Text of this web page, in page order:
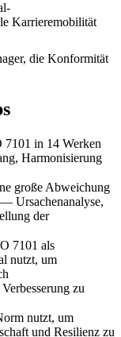
Karrieremobilität
die Konformität
7101 in 14 Werken
Harmonisierung
große Abweichung
Ursachenanalyse,
der
7101 als
nutzt, um
zu
nutzt, um
und Resilienz zu